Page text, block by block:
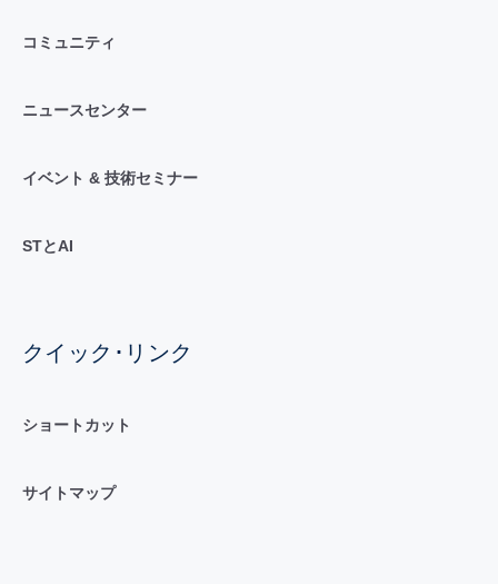
コミュニティ
ニュースセンター
イベント & 技術セミナー
STとAI
クイック･リンク
ショートカット
サイトマップ